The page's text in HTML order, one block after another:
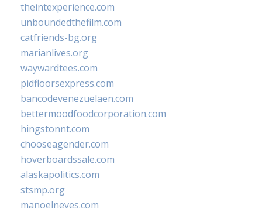
theintexperience.com
unboundedthefilm.com
catfriends-bg.org
marianlives.org
waywardtees.com
pidfloorsexpress.com
bancodevenezuelaen.com
bettermoodfoodcorporation.com
hingstonnt.com
chooseagender.com
hoverboardssale.com
alaskapolitics.com
stsmp.org
manoelneves.com